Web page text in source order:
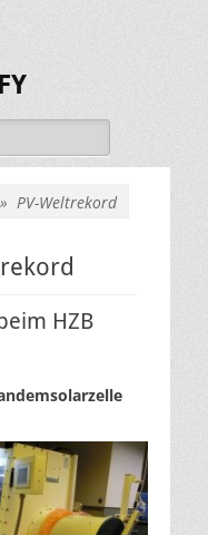
PV-Weltrekord
HZB